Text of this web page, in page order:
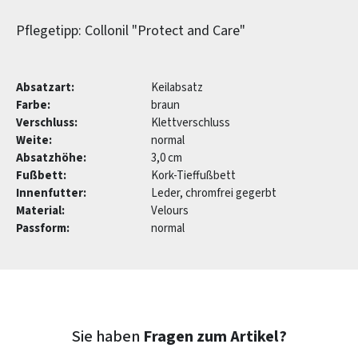
Pflegetipp: Collonil "Protect and Care"
Absatzart:
Keilabsatz
Farbe:
braun
Verschluss:
Klettverschluss
Weite:
normal
Absatzhöhe:
3,0 cm
Fußbett:
Kork-Tieffußbett
Innenfutter:
Leder, chromfrei gegerbt
Material:
Velours
Passform:
normal
Sie haben Fragen zum Artikel?